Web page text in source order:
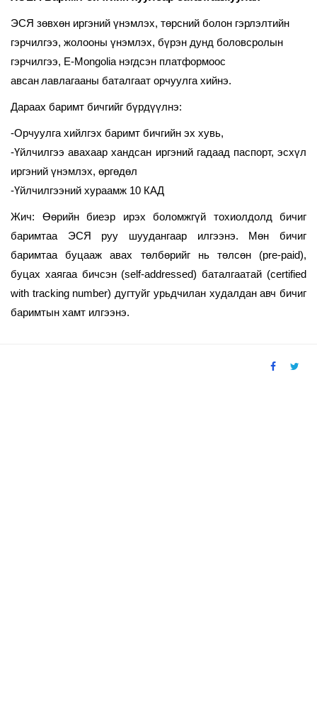
ЭСЯ зөвхөн иргэний үнэмлэх, төрсний болон гэрлэлтийн
гэрчилгээ, жолооны үнэмлэх, бүрэн дунд боловсролын
гэрчилгээ, E-Mongolia нэгдсэн платформоос
авсан лавлагааны баталгаат орчуулга хийнэ.
Дараах баримт бичгийг бүрдүүлнэ:
-Орчуулга хийлгэх баримт бичгийн эх хувь,
-Үйлчилгээ авахаар хандсан иргэний гадаад паспорт, эсхүл
иргэний үнэмлэх, өргөдөл
-Үйлчилгээний хураамж 10 КАД
Жич: Өөрийн биеэр ирэх боломжгүй тохиолдолд бичиг
баримтаа ЭСЯ руу шуудангаар илгээнэ. Мөн бичиг
баримтаа буцааж авах төлбөрийг нь төлсөн (pre-paid),
буцах хаягаа бичсэн (self-addressed) баталгаатай (certified
with tracking number) дугтуйг урьдчилан худалдан авч бичиг
баримтын хамт илгээнэ.